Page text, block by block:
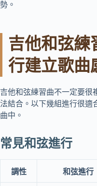
勢。
吉他和弦練
行建立歌曲
吉他和弦練習曲不一定要很
法結合。以下幾組進行很適
曲中。
常見和弦進行
調性 和弦進行